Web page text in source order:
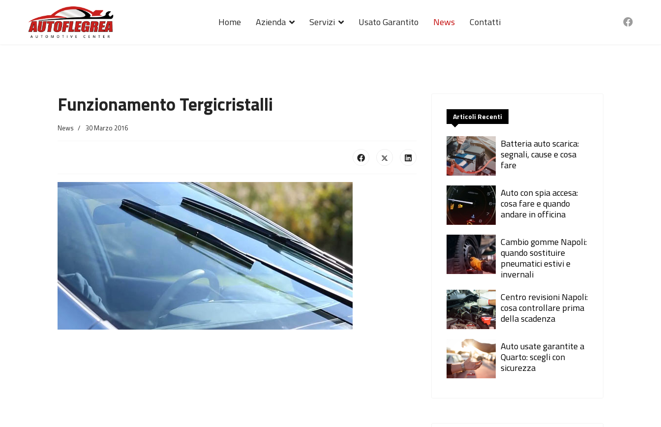
Home Azienda Servizi Usato Garantito News Contatti
Funzionamento Tergicristalli
News 30 Marzo 2016
Articoli Recenti
Batteria auto scarica:
segnali, cause e cosa
fare
Auto con spia accesa:
cosa fare e quando
andare in officina
Cambio gomme Napoli:
quando sostituire
pneumatici estivi e
invernali
Centro revisioni Napoli:
cosa controllare prima
della scadenza
Auto usate garantite a
Quarto: scegli con
sicurezza